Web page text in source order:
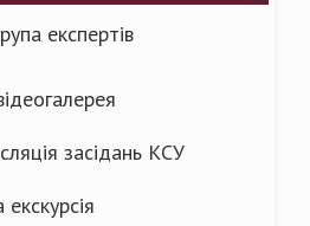
експертів
засідань КСУ
екскурсія